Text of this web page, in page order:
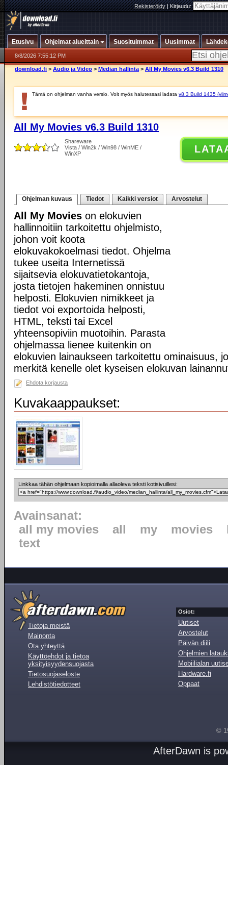
Rekisteröidy|Kirjaudu:
Etusivu Ohjelmat alueittain Suosituimmat Uusimmat
8/8/2026 7:55:12 PM
download.fi > Audio ja Video > Median hallinta > All My Movies v6.3 Build 1310
Tämä on ohjelman vanha versio. Voit myös halutessasi ladata v8.3 Build 1435
All My Movies v6.3 Build 1310
Shareware
Vista / Win2k / Win98 / WinME /
WinXP
Ohjelman kuvaus Tiedot Kaikki versiot Arvostelut
All My Movies on elokuvien
hallinnoitiin tarkoitettu ohjelmisto,
johon voit koota
elokuvakokoelmasi tiedot. Ohjelma
tukee useita Internetissä
sijaitsevia elokuvatietokantoja,
josta tietojen hakeminen onnistuu
helposti. Elokuvien nimikkeet ja
tiedot voi exportoida helposti,
HTML, teksti tai Excel
yhteensopiviin muotoihin. Parasta
ohjelmassa lienee kuitenkin on
elokuvien lainaukseen tarkoitettu ominaisuus,
merkitä kenelle olet kyseisen elokuvan
Ehdota korjausta
Kuvakaappaukset:
Linkkaa tähän ohjelmaan kopioimalla allaoleva teksti kotisivuillesi:
Avainsanat:
all my movies
all my movies
text
Tietoja meistä
Mainonta
Ota yhteyttä
Käyttöehdot ja tietoa
yksityisyydensuojasta
Tietosuojaseloste
Lehdistötiedotteet
Osiot:
Uutiset
Arvostelut
Päivän diili
Ohjelmien
Mobiilialan
Hardware.fi
Oppaat
©
AfterDawn is